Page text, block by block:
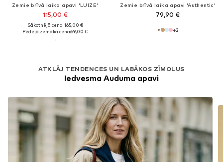
Zemie brīvā laika apavi 'LUIZE'
115,00 €
Sākotnējā cena: 165,00 €
Pēdējā zemākā cena:69,00 €
Zemie brīvā laika apavi 'Authentic'
79,90 €
+2
ATKLĀJ TENDENCES UN LABĀKOS ZĪMOLUS
Iedvesma Auduma apavi